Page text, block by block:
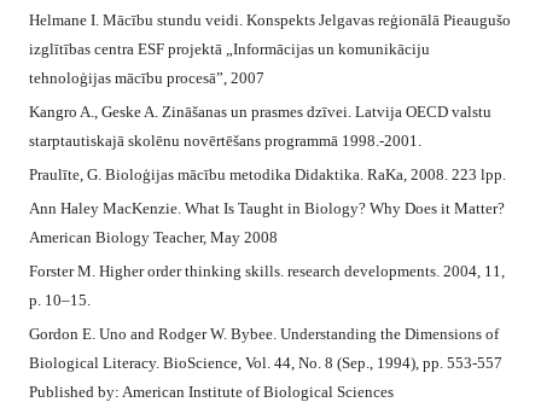
Helmane I. Mācību stundu veidi. Konspekts Jelgavas reģionālā Pieaugušo
izglītības centra ESF projektā „Informācijas un komunikāciju
tehnoloģijas mācību procesā”, 2007
Kangro A., Geske A. Zināšanas un prasmes dzīvei. Latvija OECD valstu
starptautiskajā skolēnu novērtēšans programmā 1998.-2001.
Praulīte, G. Bioloģijas mācību metodika Didaktika. RaKa, 2008. 223 lpp.
Ann Haley MacKenzie. What Is Taught in Biology? Why Does it Matter?
American Biology Teacher, May 2008
Forster M. Higher order thinking skills. research developments. 2004, 11,
p. 10–15.
Gordon E. Uno and Rodger W. Bybee. Understanding the Dimensions of
Biological Literacy. BioScience, Vol. 44, No. 8 (Sep., 1994), pp. 553-557
Published by: American Institute of Biological Sciences